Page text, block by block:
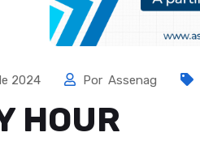
2024 Por Assenag
HOUR